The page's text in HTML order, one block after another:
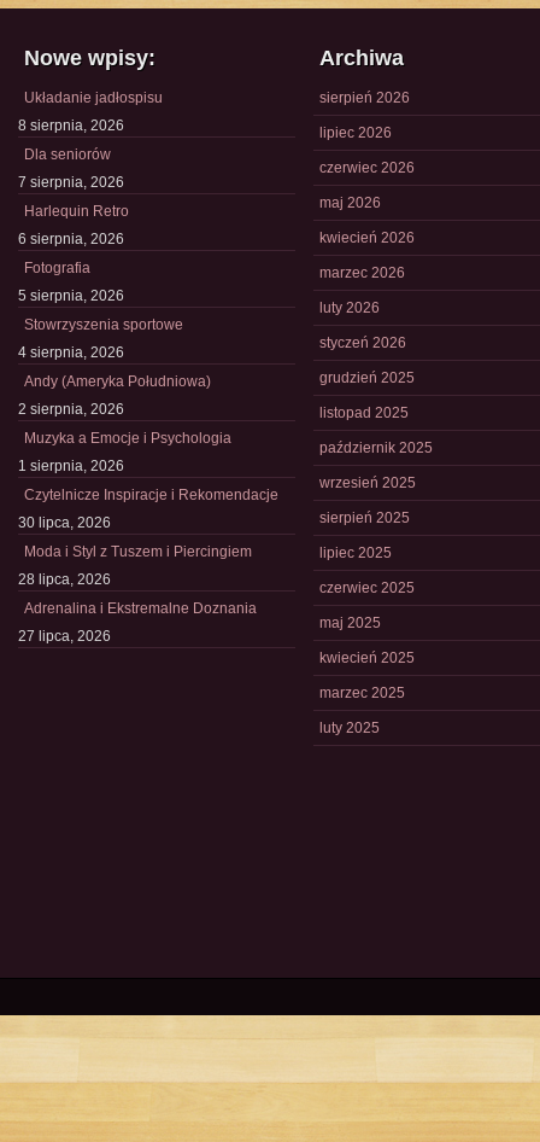
Nowe wpisy:
Układanie jadłospisu
8 sierpnia, 2026
Dla seniorów
7 sierpnia, 2026
Harlequin Retro
6 sierpnia, 2026
Fotografia
5 sierpnia, 2026
Stowrzyszenia sportowe
4 sierpnia, 2026
Andy (Ameryka Południowa)
2 sierpnia, 2026
Muzyka a Emocje i Psychologia
1 sierpnia, 2026
Czytelnicze Inspiracje i Rekomendacje
30 lipca, 2026
Moda i Styl z Tuszem i Piercingiem
28 lipca, 2026
Adrenalina i Ekstremalne Doznania
27 lipca, 2026
Archiwa
sierpień 2026
lipiec 2026
czerwiec 2026
maj 2026
kwiecień 2026
marzec 2026
luty 2026
styczeń 2026
grudzień 2025
listopad 2025
październik 2025
wrzesień 2025
sierpień 2025
lipiec 2025
czerwiec 2025
maj 2025
kwiecień 2025
marzec 2025
luty 2025